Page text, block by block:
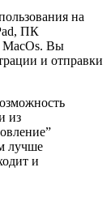
на
ПК
MacOs. Вы
и отправки
из
лучше
и